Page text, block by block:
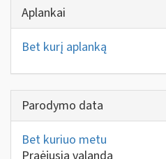
Aplankai
Bet kurį aplanką
Parodymo data
Bet kuriuo metu